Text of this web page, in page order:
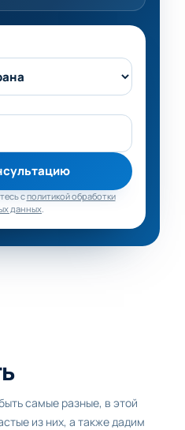
сполитикой обработки
данных.
самые разные, в этой
из них, а также дадим